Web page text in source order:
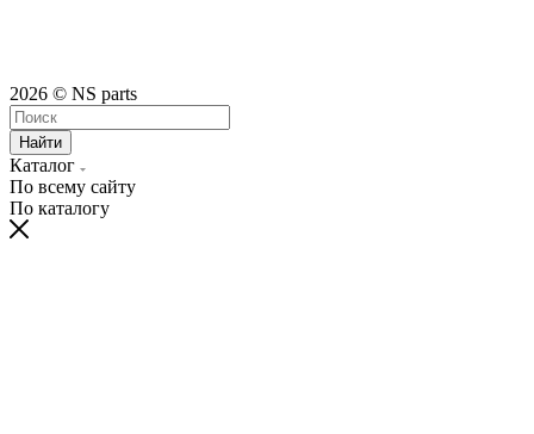
2026 © NS parts
Найти
Каталог
По всему сайту
По каталогу